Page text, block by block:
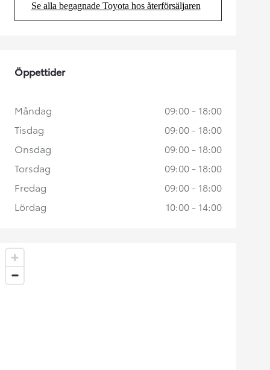
Se alla begagnade Toyota hos återförsäljaren
(Opens in new tab)
Öppettider
Måndag
09:00 - 18:00
Tisdag
09:00 - 18:00
Onsdag
09:00 - 18:00
Torsdag
09:00 - 18:00
Fredag
09:00 - 18:00
Lördag
10:00 - 14:00